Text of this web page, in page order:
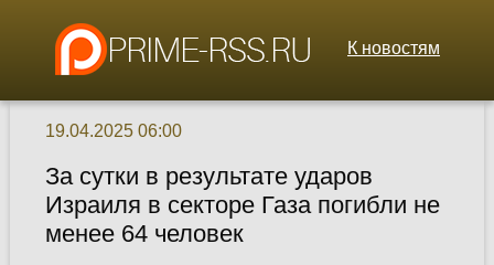
К новостям
19.04.2025 06:00
За сутки в результате ударов
Израиля в секторе Газа погибли не
менее 64 человек